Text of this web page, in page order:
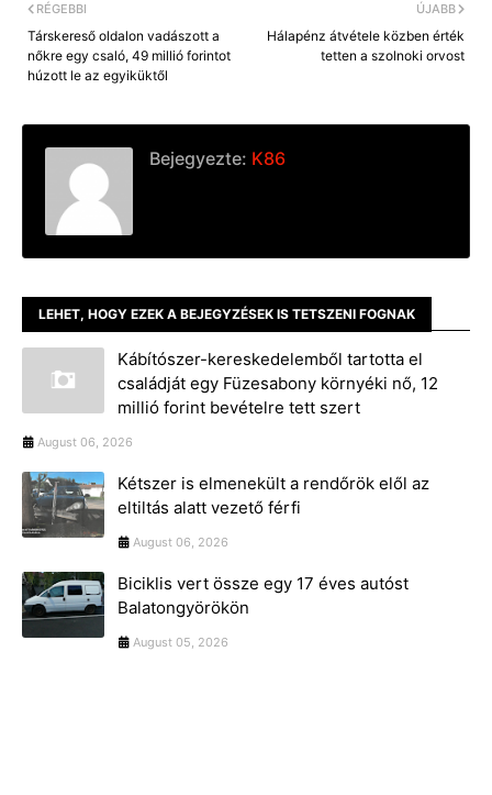
ÚJABB
Hálapénz átvétele közben érték
tetten a szolnoki orvost
RÉGEBBI
Társkereső oldalon vadászott a
nőkre egy csaló, 49 millió forintot
húzott le az egyiküktől
Bejegyezte: K86
LEHET, HOGY EZEK A BEJEGYZÉSEK IS TETSZENI FOGNAK
Kábítószer-kereskedelemből tartotta el
családját egy Füzesabony környéki nő, 12
millió forint bevételre tett szert
August 06, 2026
Kétszer is elmenekült a rendőrök elől az
eltiltás alatt vezető férfi
August 06, 2026
Biciklis vert össze egy 17 éves autóst
Balatongyörökön
August 05, 2026